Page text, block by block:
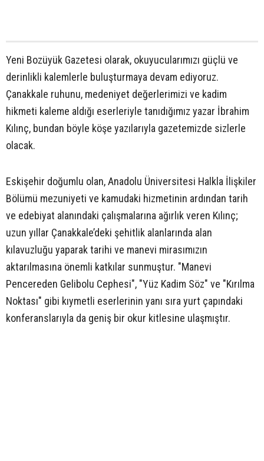
Yeni Bozüyük Gazetesi olarak, okuyucularımızı güçlü ve
derinlikli kalemlerle buluşturmaya devam ediyoruz.
Çanakkale ruhunu, medeniyet değerlerimizi ve kadim
hikmeti kaleme aldığı eserleriyle tanıdığımız yazar İbrahim
Kılınç, bundan böyle köşe yazılarıyla gazetemizde sizlerle
olacak.
Eskişehir doğumlu olan, Anadolu Üniversitesi Halkla İlişkiler
Bölümü mezuniyeti ve kamudaki hizmetinin ardından tarih
ve edebiyat alanındaki çalışmalarına ağırlık veren Kılınç;
uzun yıllar Çanakkale’deki şehitlik alanlarında alan
kılavuzluğu yaparak tarihi ve manevi mirasımızın
aktarılmasına önemli katkılar sunmuştur. "Manevi
Pencereden Gelibolu Cephesi", "Yüz Kadim Söz" ve "Kırılma
Noktası" gibi kıymetli eserlerinin yanı sıra yurt çapındaki
konferanslarıyla da geniş bir okur kitlesine ulaşmıştır.